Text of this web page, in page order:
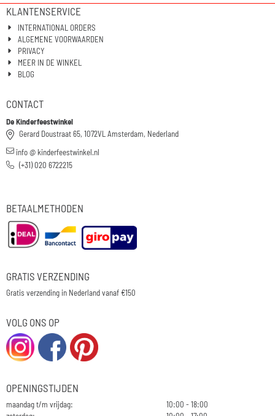
KLANTENSERVICE
INTERNATIONAL ORDERS
ALGEMENE VOORWAARDEN
PRIVACY
MEER IN DE WINKEL
BLOG
CONTACT
De Kinderfeestwinkel
Gerard Doustraat 65, 1072VL Amsterdam, Nederland
info @ kinderfeestwinkel.nl
(+31) 020 6722215
BETAALMETHODEN
GRATIS VERZENDING
Gratis verzending in Nederland vanaf €150
VOLG ONS OP
OPENINGSTIJDEN
maandag t/m vrijdag:
10:00 - 18:00